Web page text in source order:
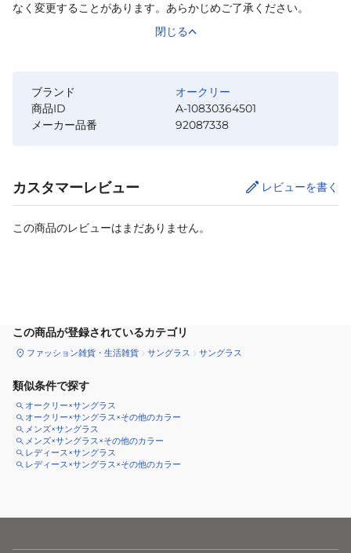
なく変更することがあります。あらかじめご了承ください。
閉じる
ブランド
オークリー
商品ID
A-10830364501
メーカー品番
92087338
カスタマーレビュー レビューを書く
この商品のレビューはまだありません。
この商品が登録されているカテゴリ
ファッション雑貨・生活雑貨 サングラス サングラス
類似条件で探す
オークリー×サングラス
オークリー×サングラス×その他のカラー
メンズ×サングラス
メンズ×サングラス×その他のカラー
レディース×サングラス
レディース×サングラス×その他のカラー